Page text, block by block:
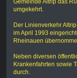
Gemeinde Altrip das
umgekehrt.
Der Linienverkehr
im April 1993
Rheinauen
Neben diversen
Krankenfahrten sowie
durch.